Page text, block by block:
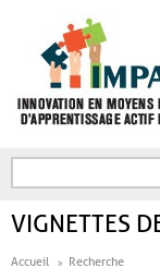
FORMULAIRE DE
VIGNETTES
Accueil Recherche